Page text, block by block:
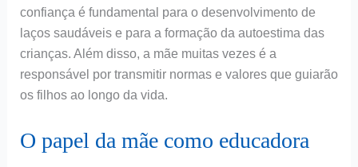
confiança é fundamental para o desenvolvimento de
laços saudáveis e para a formação da autoestima das
crianças. Além disso, a mãe muitas vezes é a
responsável por transmitir normas e valores que guiarão
os filhos ao longo da vida.
O papel da mãe como educadora